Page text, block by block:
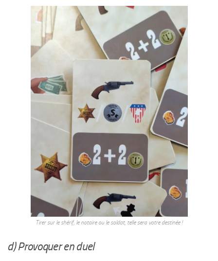
Tirer sur le shérif, le notaire ou le soldat, telle sera votre destinée !
d) Provoquer en duel